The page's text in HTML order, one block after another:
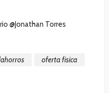
@Jonathan Torres
oferta fisica